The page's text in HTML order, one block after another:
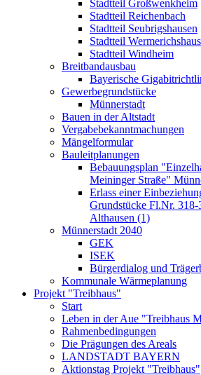
Stadtteil Großwenkheim
Stadtteil Reichenbach
Stadtteil Seubrigshausen
Stadtteil
Stadtteil Windheim
Breitbandausbau
Bayerische
Gewerbegrundstücke
Münnerstadt
Bauen in der Altstadt
Vergabebekanntmachungen
Mängelformular
Bauleitplanungen
Bebauungsplan
Meininger Straße"
Erlass einer
Grundstücke Fl.Nr.
Althausen (1)
Münnerstadt 2040
GEK
ISEK
Bürgerdialog und
Kommunale Wärmeplanung
Projekt "Treibhaus"
Start
Leben in der Aue "Treibhaus
Rahmenbedingungen
Die Prägungen des Areals
LANDSTADT BAYERN
Aktionstag Projekt "Treibhaus"